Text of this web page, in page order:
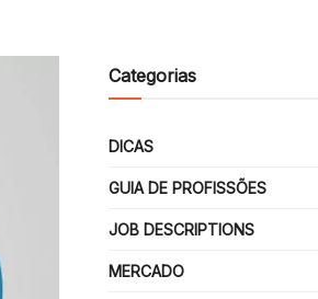
Categorias
DICAS
GUIA DE PROFISSÕES
JOB DESCRIPTIONS
MERCADO